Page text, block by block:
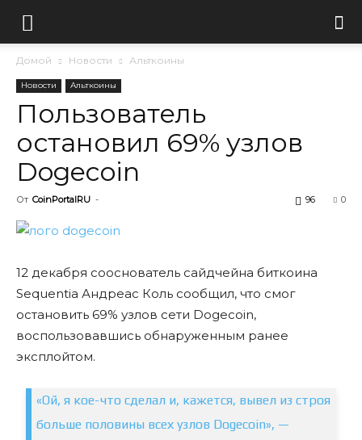
Домой Новости Альткоины
Новости Альткоины
Пользователь
остановил 69% узлов
Dogecoin
От CoinPortalRU - 0
96
12 декабря сооснователь сайдчейна биткоина
Sequentia Андреас Коль сообщил, что смог
остановить 69% узлов сети Dogecoin,
воспользовавшись обнаруженным ранее
эксплойтом.
«Ой, я кое-что сделал и, кажется, вывел из строя
больше половины всех узлов Dogecoin», —